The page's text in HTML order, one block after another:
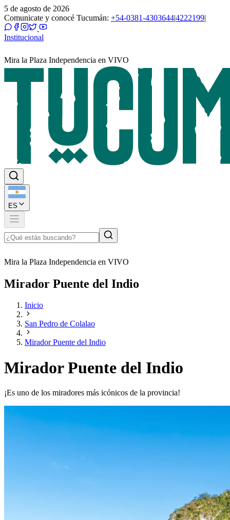
5 de agosto de 2026
Comunicate y conocé Tucumán: +54-0381-4303644|4222199|
Institucional
Mira la Plaza Independencia en VIVO
ES
Mira la Plaza Independencia en VIVO
Mirador Puente del Indio
Inicio
San Pedro de Colalao
Mirador Puente del Indio
Mirador Puente del Indio
¡Es uno de los miradores más icónicos de la provincia!